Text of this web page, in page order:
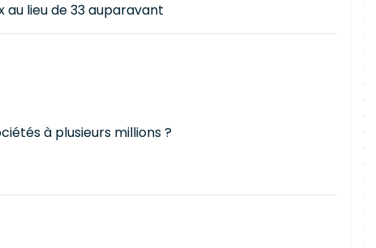
au lieu de 33 auparavant
à plusieurs millions ?